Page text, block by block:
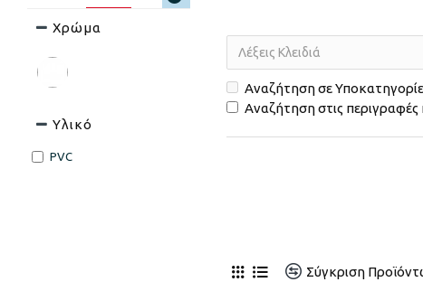
Υλικό
PVC
Χρώμα
Αναζήτηση σε
Αναζήτηση στις
Σύγκριση